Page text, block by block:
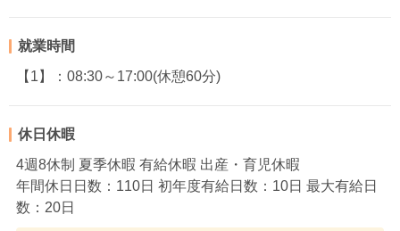
就業時間
【1】：08:30～17:00(休憩60分)
休日休暇
4週8休制 夏季休暇 有給休暇 出産・育児休暇
年間休日日数：110日 初年度有給日数：10日 最大有給日
数：20日